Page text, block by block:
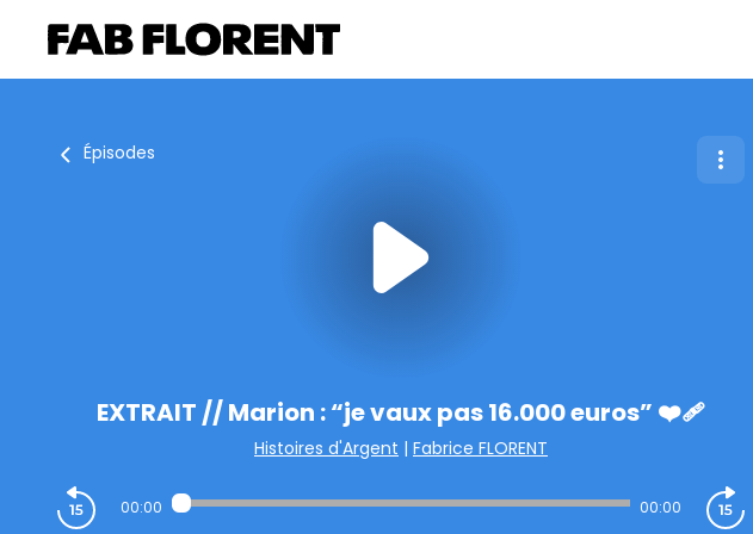
Épisodes
EXTRAIT // Marion : “je vaux pas 16.000 euros” ❤️‍🩹
Histoires d'Argent | Fabrice FLORENT
00:00 00:00